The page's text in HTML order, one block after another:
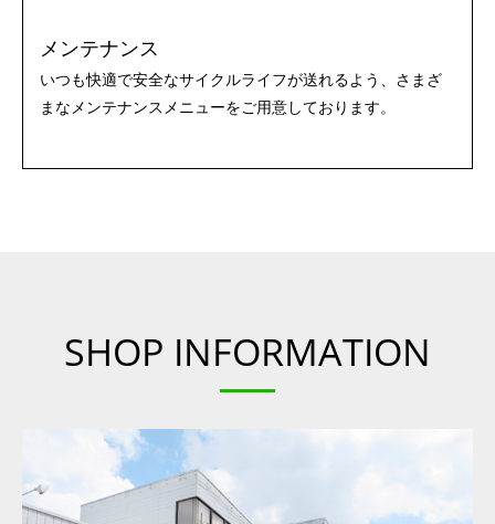
メンテナンス
いつも快適で安全なサイクルライフが送れるよう、さまざ
まなメンテナンスメニューをご用意しております。
SHOP INFORMATION